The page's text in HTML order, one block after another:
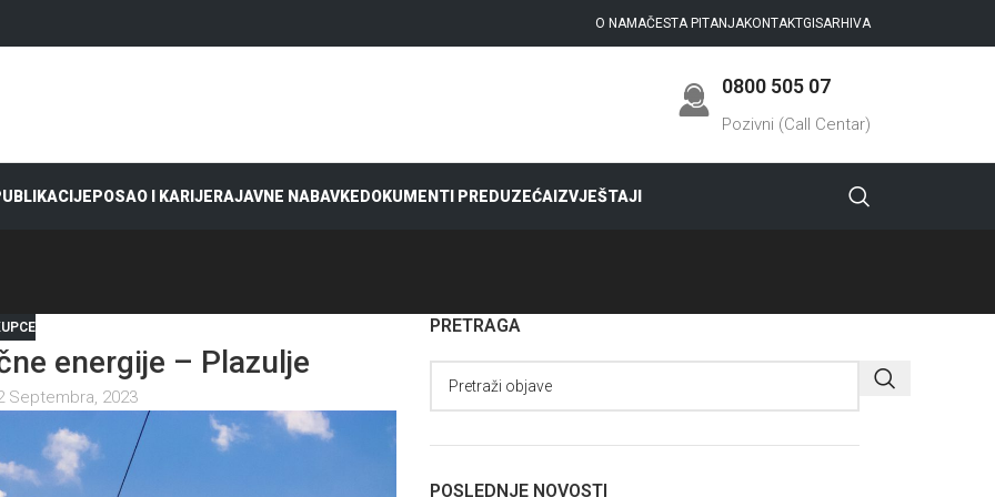
O NAMAČESTA PITANJAKONTAKTGISARHIVA
0800 505 07
Pozivni (Call Centar)
POSAO I KARIJERAJAVNE NABAVKEDOKUMENTI PREDUZEĆAIZVJEŠTAJI
energije – Plazulje
Septembra, 2023
PRETRAGA
POSLEDNJE NOVOSTI